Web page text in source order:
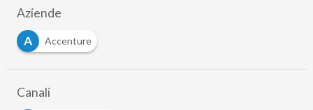
Aziende
A
Accenture
Canali